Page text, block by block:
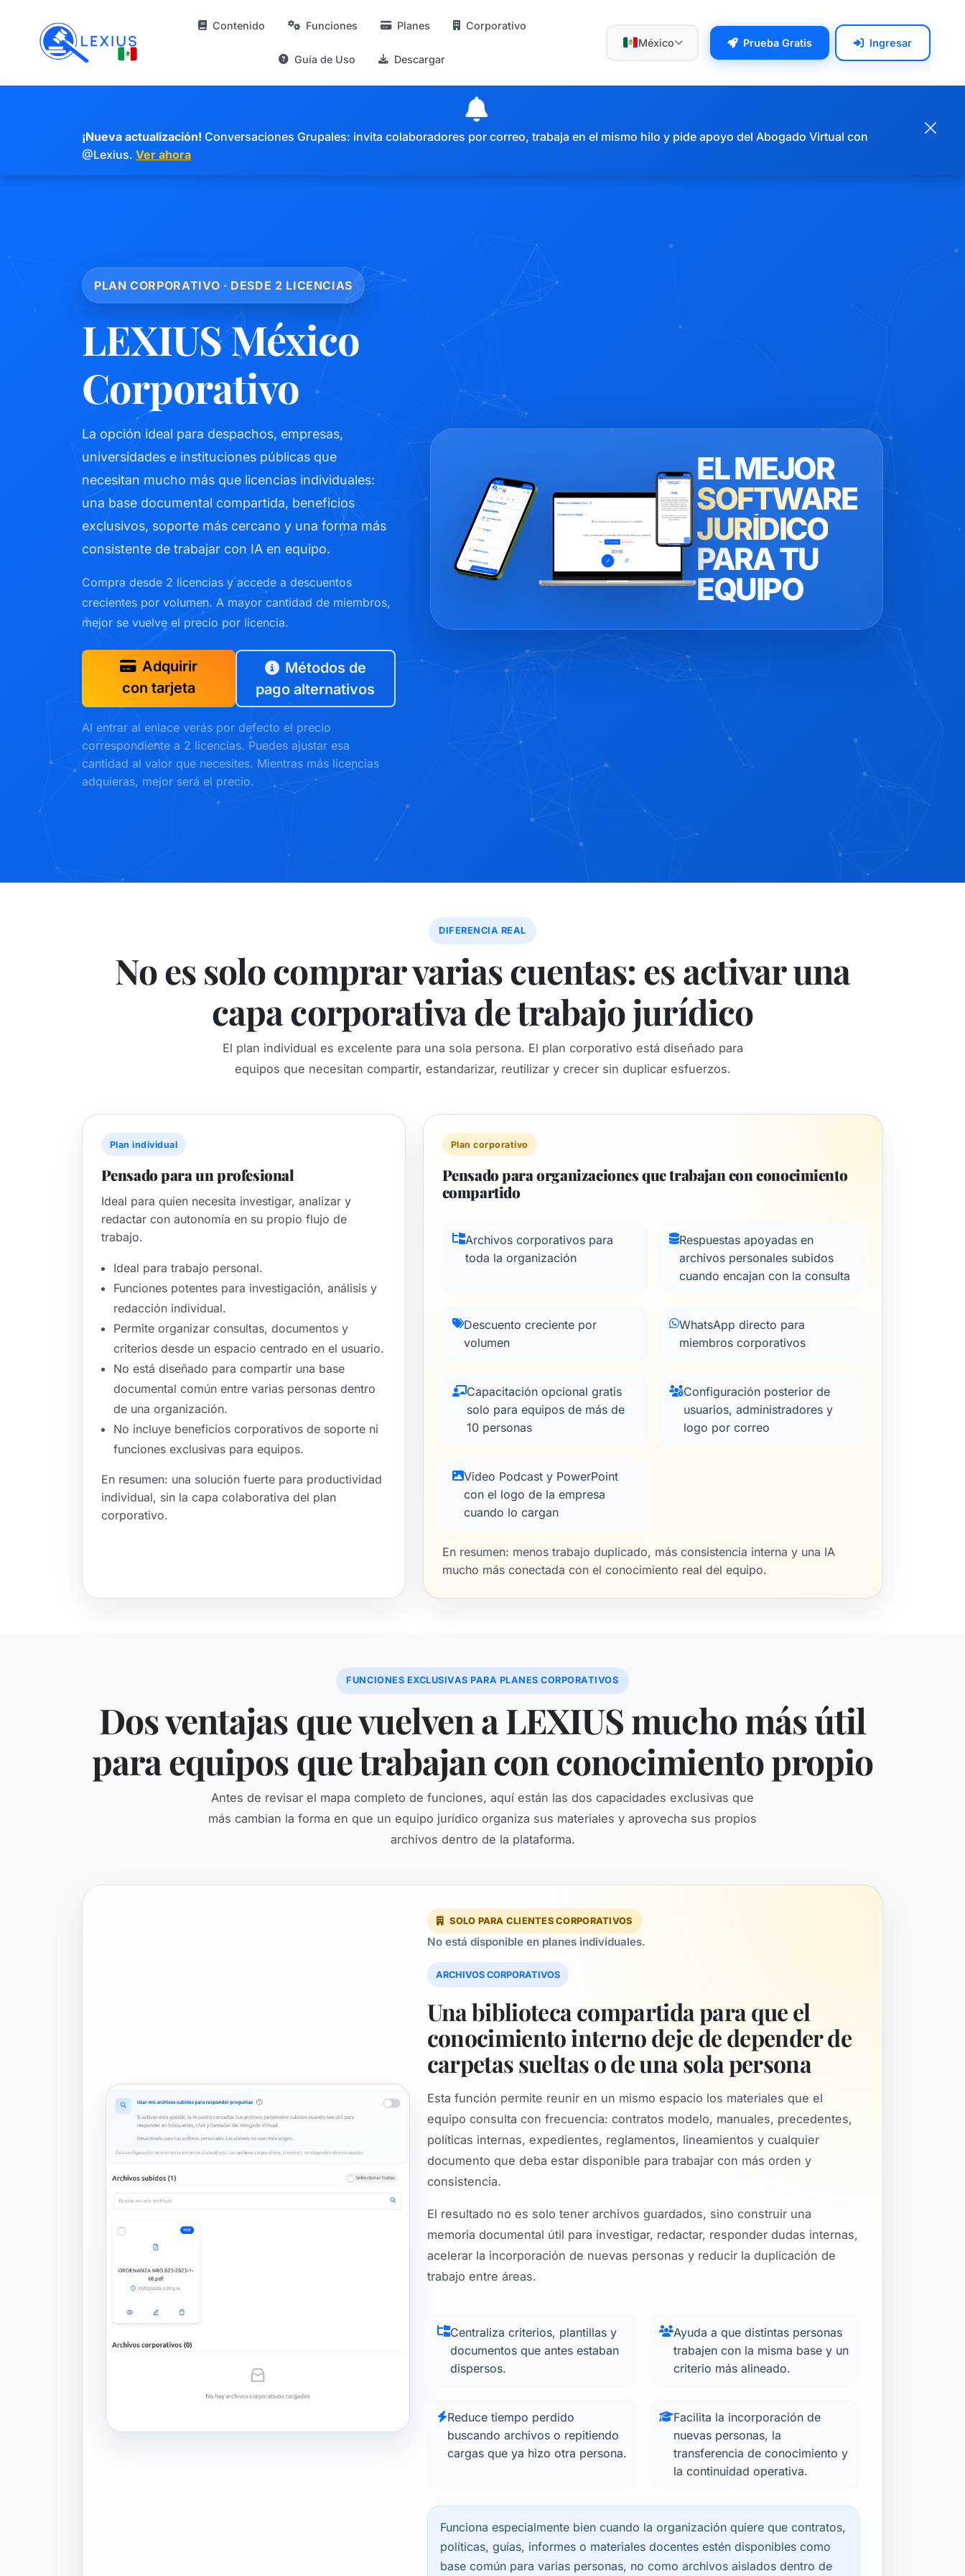
Contenido Funciones Planes Corporativo
Guía de Uso Descargar
México Prueba Gratis Ingresar
¡Nueva actualización! Conversaciones Grupales: invita colaboradores por correo, trabaja en el mismo hilo y pide apoyo del Abogado Virtual con
@Lexius. Ver ahora
PLAN CORPORATIVO · DESDE 2 LICENCIAS
LEXIUS México
Corporativo
La opción ideal para despachos, empresas,
universidades e instituciones públicas que
necesitan mucho más que licencias individuales:
una base documental compartida, beneficios
exclusivos, soporte más cercano y una forma más
consistente de trabajar con IA en equipo.
Compra desde 2 licencias y accede a descuentos
crecientes por volumen. A mayor cantidad de miembros,
mejor se vuelve el precio por licencia.
Adquirir
con tarjeta
Métodos de
pago alternativos
Al entrar al enlace verás por defecto el precio
correspondiente a 2 licencias. Puedes ajustar esa
cantidad al valor que necesites. Mientras más licencias
adquieras, mejor será el precio.
EL MEJOR
SOFTWARE
JURÍDICO
PARA TU
EQUIPO
DIFERENCIA REAL
No es solo comprar varias cuentas: es activar una
capa corporativa de trabajo jurídico
El plan individual es excelente para una sola persona. El plan corporativo está diseñado para
equipos que necesitan compartir, estandarizar, reutilizar y crecer sin duplicar esfuerzos.
Plan individual
Pensado para un profesional
Ideal para quien necesita investigar, analizar y
redactar con autonomía en su propio flujo de
trabajo.
Ideal para trabajo personal.
Funciones potentes para investigación, análisis y
redacción individual.
Permite organizar consultas, documentos y
criterios desde un espacio centrado en el usuario.
No está diseñado para compartir una base
documental común entre varias personas dentro
de una organización.
No incluye beneficios corporativos de soporte ni
funciones exclusivas para equipos.
En resumen: una solución fuerte para productividad
individual, sin la capa colaborativa del plan
corporativo.
Plan corporativo
Pensado para organizaciones que trabajan con conocimiento
compartido
Archivos corporativos para
toda la organización
Respuestas apoyadas en
archivos personales subidos
cuando encajan con la consulta
Descuento creciente por
volumen
WhatsApp directo para
miembros corporativos
Capacitación opcional gratis
solo para equipos de más de
10 personas
Configuración posterior de
usuarios, administradores y
logo por correo
Video Podcast y PowerPoint
con el logo de la empresa
cuando lo cargan
En resumen: menos trabajo duplicado, más consistencia interna y una IA
mucho más conectada con el conocimiento real del equipo.
FUNCIONES EXCLUSIVAS PARA PLANES CORPORATIVOS
Dos ventajas que vuelven a LEXIUS mucho más útil
para equipos que trabajan con conocimiento propio
Antes de revisar el mapa completo de funciones, aquí están las dos capacidades exclusivas que
más cambian la forma en que un equipo jurídico organiza sus materiales y aprovecha sus propios
archivos dentro de la plataforma.
SOLO PARA CLIENTES CORPORATIVOS
No está disponible en planes individuales.
ARCHIVOS CORPORATIVOS
Una biblioteca compartida para que el
conocimiento interno deje de depender de
carpetas sueltas o de una sola persona
Esta función permite reunir en un mismo espacio los materiales que el
equipo consulta con frecuencia: contratos modelo, manuales, precedentes,
políticas internas, expedientes, reglamentos, lineamientos y cualquier
documento que deba estar disponible para trabajar con más orden y
consistencia.
El resultado no es solo tener archivos guardados, sino construir una
memoria documental útil para investigar, redactar, responder dudas internas,
acelerar la incorporación de nuevas personas y reducir la duplicación de
trabajo entre áreas.
Centraliza criterios, plantillas y
documentos que antes estaban
dispersos.
Ayuda a que distintas personas
trabajen con la misma base y un
criterio más alineado.
Reduce tiempo perdido
buscando archivos o repitiendo
cargas que ya hizo otra persona.
Facilita la incorporación de
nuevas personas, la
transferencia de conocimiento y
la continuidad operativa.
Funciona especialmente bien cuando la organización quiere que contratos,
políticas, guías, informes o materiales docentes estén disponibles como
base común para varias personas, no como archivos aislados dentro de